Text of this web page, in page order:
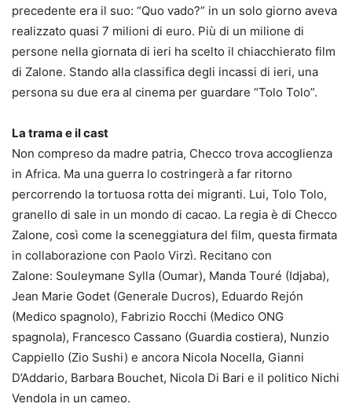
precedente era il suo: “Quo vado?” in un solo giorno aveva
realizzato quasi 7 milioni di euro. Più di un milione di
persone nella giornata di ieri ha scelto il chiacchierato film
di Zalone. Stando alla classifica degli incassi di ieri, una
persona su due era al cinema per guardare “Tolo Tolo”.
La trama e il cast
Non compreso da madre patria, Checco trova accoglienza
in Africa. Ma una guerra lo costringerà a far ritorno
percorrendo la tortuosa rotta dei migranti. Lui, Tolo Tolo,
granello di sale in un mondo di cacao. La regia è di Checco
Zalone, così come la sceneggiatura del film, questa firmata
in collaborazione con Paolo Virzì. Recitano con
Zalone: Souleymane Sylla (Oumar), Manda Touré (Idjaba),
Jean Marie Godet (Generale Ducros), Eduardo Rejón
(Medico spagnolo), Fabrizio Rocchi (Medico ONG
spagnola), Francesco Cassano (Guardia costiera), Nunzio
Cappiello (Zio Sushi) e ancora Nicola Nocella, Gianni
D’Addario, Barbara Bouchet, Nicola Di Bari e il politico Nichi
Vendola in un cameo.